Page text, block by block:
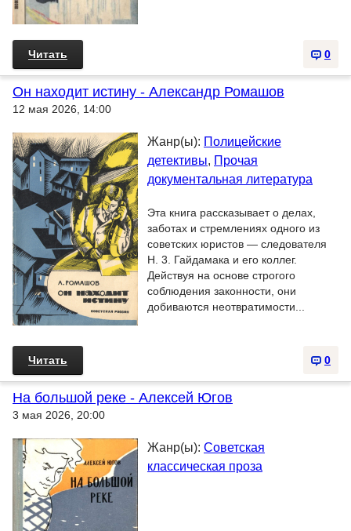
0
Читать
Он находит истину - Александр Ромашов
12 мая 2026, 14:00
Жанр(ы): Полицейские
детективы, Прочая
документальная литература
Эта книга рассказывает о делах,
заботах и стремлениях одного из
советских юристов — следователя
Н. 3. Гайдамака и его коллег.
Действуя на основе строгого
соблюдения законности, они
добиваются неотвратимости...
0
Читать
На большой реке - Алексей Югов
3 мая 2026, 20:00
Жанр(ы): Советская
классическая проза